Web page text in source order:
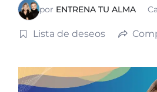
por ENTRENA TU ALMA
Lista de deseos